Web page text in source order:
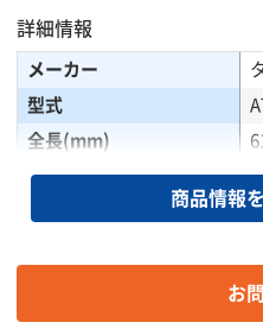
詳細情報
メーカー
型式
全長(mm)
全幅(mm)
12
デッキ最大作業半径(m)
商品情報
お